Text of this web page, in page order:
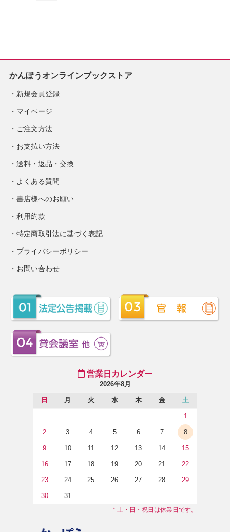
かんぽうオンラインブックストア
新規会員登録
マイページ
ご注文方法
お支払い方法
送料・返品・交換
よくある質問
書店様へのお願い
利用約款
特定商取引法に基づく表記
プライバシーポリシー
お問い合わせ
営業日カレンダー
2026年8月
日 月 火 水 木 金 土
1
2 3 4 5 6 7 8
9 10 11 12 13 14 15
16 17 18 19 20 21 22
23 24 25 26 27 28 29
30 31
* 土・日・祝日は休業日です。